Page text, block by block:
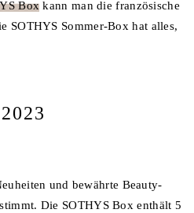
Box kann man die französische
SOTHYS Sommer-Box hat alles,
und bewährte Beauty-
Die SOTHYS Box enthält 5